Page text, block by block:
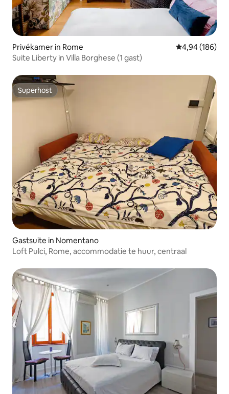
Privékamer in Rome Gemiddelde
4,94 (186)
Suite Liberty in Villa Borghese (1 gast)
Superhost
Superhost
Gastsuite in Nomentano
Loft Pulci, Rome, accommodatie te huur, centraal